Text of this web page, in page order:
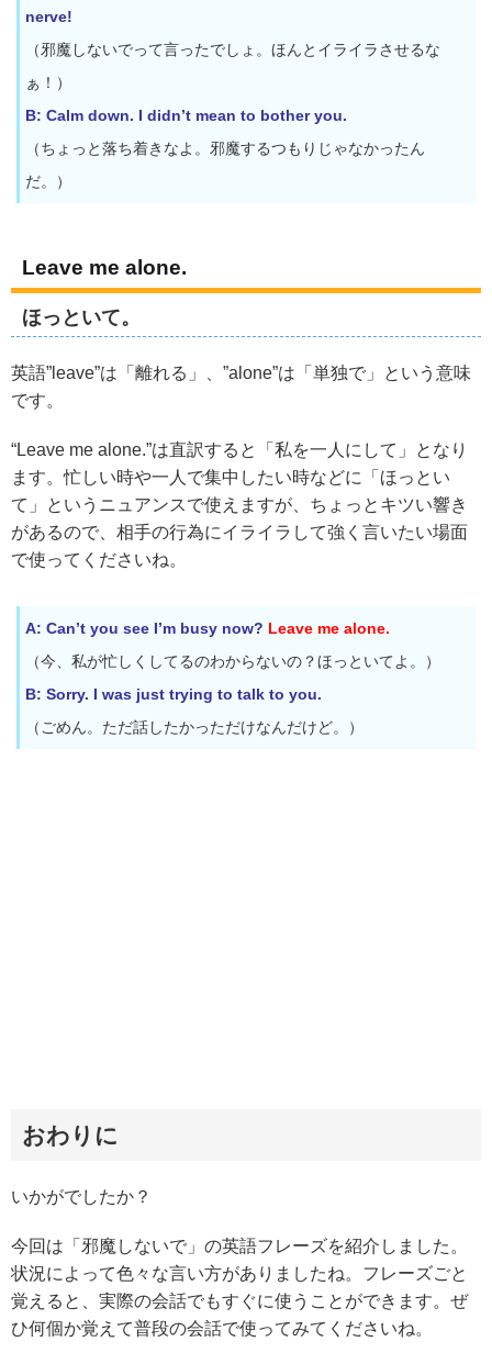
nerve!
（邪魔しないでって言ったでしょ。ほんとイライラさせるな
ぁ！）
B: Calm down. I didn’t mean to bother you.
（ちょっと落ち着きなよ。邪魔するつもりじゃなかったん
だ。）
Leave me alone.
ほっといて。
英語”leave”は「離れる」、”alone”は「単独で」という意味
です。
“Leave me alone.”は直訳すると「私を一人にして」となり
ます。忙しい時や一人で集中したい時などに「ほっとい
て」というニュアンスで使えますが、ちょっとキツい響き
があるので、相手の行為にイライラして強く言いたい場面
で使ってくださいね。
A: Can’t you see I’m busy now? Leave me alone.
（今、私が忙しくしてるのわからないの？ほっといてよ。）
B: Sorry. I was just trying to talk to you.
（ごめん。ただ話したかっただけなんだけど。）
おわりに
いかがでしたか？
今回は「邪魔しないで」の英語フレーズを紹介しました。
状況によって色々な言い方がありましたね。フレーズごと
覚えると、実際の会話でもすぐに使うことができます。ぜ
ひ何個か覚えて普段の会話で使ってみてくださいね。